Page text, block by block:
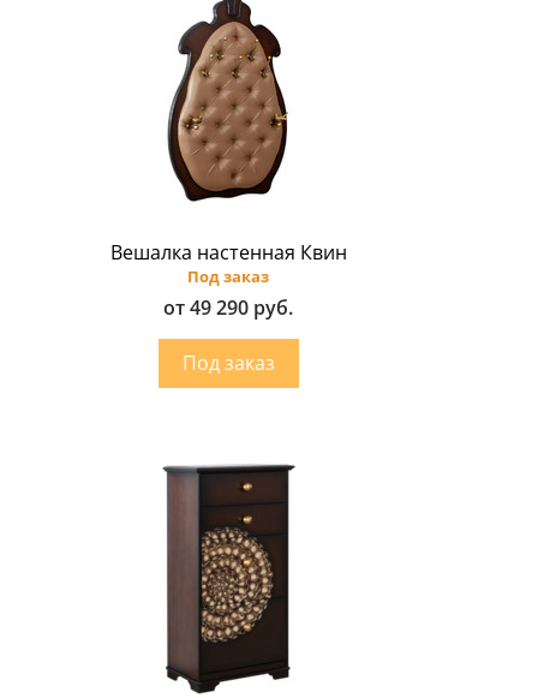
Вешалка настенная Квин
Под заказ
от 49 290 руб.